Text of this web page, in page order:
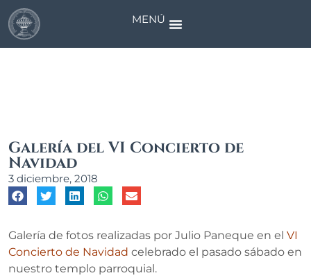
MENÚ
Galería del VI Concierto de
Navidad
3 diciembre, 2018
Galería de fotos realizadas por Julio Paneque en el VI
Concierto de Navidad celebrado el pasado sábado en
nuestro templo parroquial.